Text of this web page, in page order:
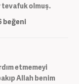
tevafuk olmuş.
beğeni
etmemeyi
Allah benim